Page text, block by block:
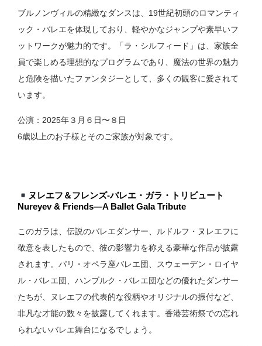
ブルノンヴィルの精緻なダンスは、19世紀初頭のロマンティ
ック・バレエを体現しており、軽やかなジャンプや素早いフ
ットワークが魅力的です。「ラ・シルフィード」は、家族全
員で楽しめる理想的なプログラムであり、魔法の世界の魅力
と危険を描いたファンタジーとして、多くの観客に愛されて
います。
公演：2025年３月６日〜８日
6歳以上のお子様とそのご家族が対象です。
ヌレエフ＆フレンズ-バレエ・ガラ・トリビュート
Nureyev & Friends—A Ballet Gala Tribute
このガラは、伝説のバレエダンサー、ルドルフ・ヌレエフに
敬意を表したもので、彼の影響力を称える豪華な作品が披露
されます。パリ・オペラ座バレエ団、スウェーデン・ロイヤ
ル・バレエ団、ハンブルク・バレエ団などの優れたダンサー
たちが、ヌレエフの代表的な役柄やオリジナルの振付など、
非凡な才能の数々を披露してくれます。香港芸術祭での忘れ
られないバレエ舞台になるでしょう。